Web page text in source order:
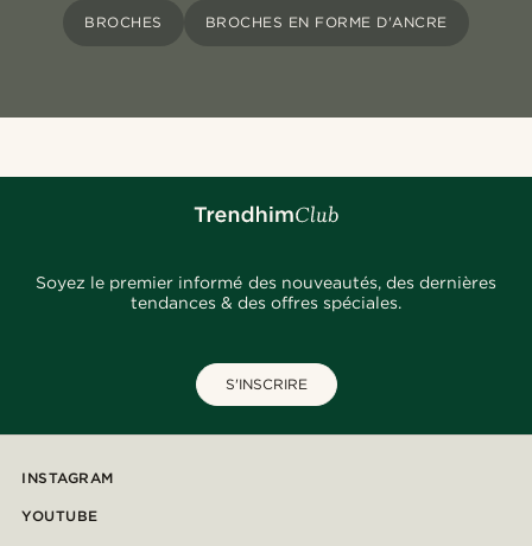
BROCHES BROCHES EN FORME D'ANCRE
Soyez le premier informé des nouveautés, des dernières
tendances & des offres spéciales.
S'INSCRIRE
INSTAGRAM
YOUTUBE